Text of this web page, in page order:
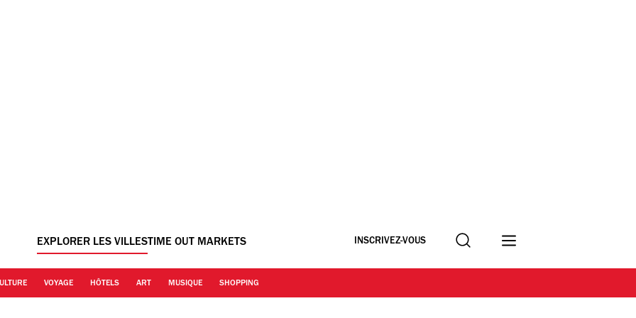
EXPLORER LES VILLESTIME OUT MARKETS INSCRIVEZ-VOUS Recherche
VOYAGE HÔTELS ART MUSIQUE SHOPPING